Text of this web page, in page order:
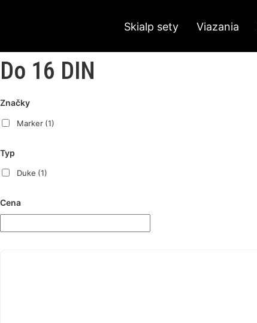
Skialp sety Viazania
Do 16 DIN
Značky
Marker (1)
Typ
Duke (1)
Cena